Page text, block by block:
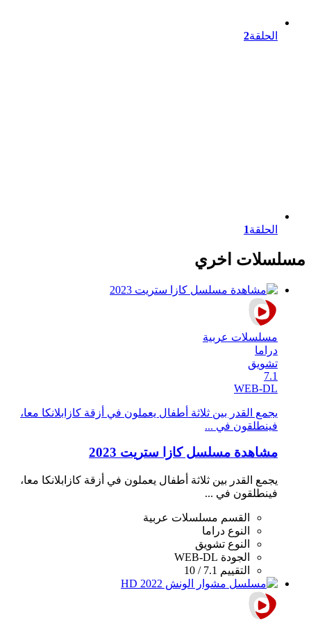
الحلقة2
الحلقة1
مسلسلات اخري
مسلسلات عربية
دراما
تشويق
7.1
WEB-DL
يجمع القدر بين ثلاثة أطفال يعملون في أزقة كازابلانكا معا،
فينطلقون في ...
مشاهدة مسلسل كازا ستريت 2023
يجمع القدر بين ثلاثة أطفال يعملون في أزقة كازابلانكا معا،
فينطلقون في ...
القسم مسلسلات عربية
النوع دراما
النوع تشويق
الجودة WEB-DL
التقييم 7.1 / 10